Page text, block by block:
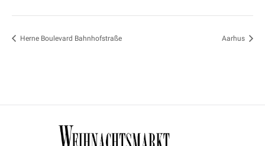
Herne Boulevard Bahnhofstraße Aarhus